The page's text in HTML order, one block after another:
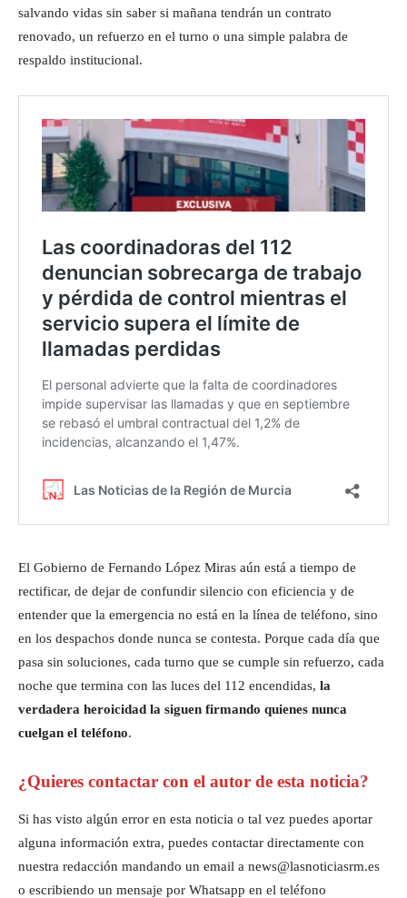
salvando vidas sin saber si mañana tendrán un contrato
renovado, un refuerzo en el turno o una simple palabra de
respaldo institucional.
El Gobierno de Fernando López Miras aún está a tiempo de
rectificar, de dejar de confundir silencio con eficiencia y de
entender que la emergencia no está en la línea de teléfono, sino
en los despachos donde nunca se contesta. Porque cada día que
pasa sin soluciones, cada turno que se cumple sin refuerzo, cada
noche que termina con las luces del 112 encendidas, la
verdadera heroicidad la siguen firmando quienes nunca
cuelgan el teléfono.
¿Quieres contactar con el autor de esta noticia?
Si has visto algún error en esta noticia o tal vez puedes aportar
alguna información extra, puedes contactar directamente con
nuestra redacción mandando un email a news@lasnoticiasrm.es
o escribiendo un mensaje por Whatsapp en el teléfono